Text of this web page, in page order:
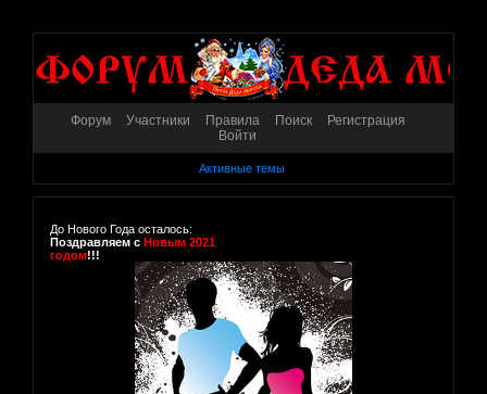
Форум Участники Правила Поиск
Регистрация
Войти
Активные темы
До Нового Года осталось:
Поздравляем с Новым 2021
годом!!!